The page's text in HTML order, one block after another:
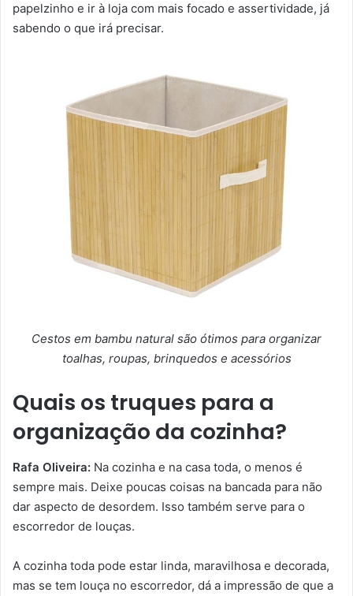
papelzinho e ir à loja com mais focado e assertividade, já
sabendo o que irá precisar.
Cestos em bambu natural são ótimos para organizar
toalhas, roupas, brinquedos e acessórios
Quais os truques para a
organização da cozinha?
Rafa Oliveira: Na cozinha e na casa toda, o menos é
sempre mais. Deixe poucas coisas na bancada para não
dar aspecto de desordem. Isso também serve para o
escorredor de louças.
A cozinha toda pode estar linda, maravilhosa e decorada,
mas se tem louça no escorredor, dá a impressão de que a